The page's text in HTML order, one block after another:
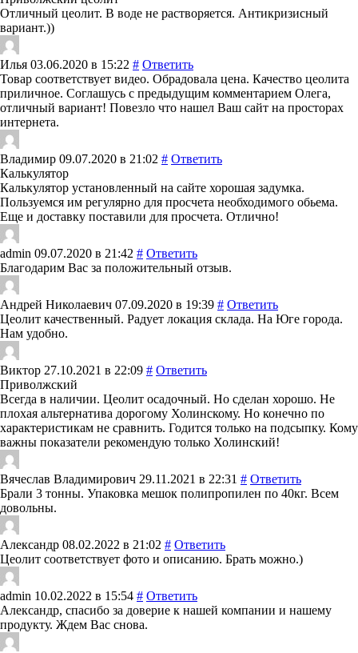
Отличный цеолит. В воде не растворяется. Антикризисный
вариант.))
Илья 03.06.2020 в 15:22 # Ответить
Товар соответствует видео. Обрадовала цена. Качество цеолита
приличное. Соглашусь с предыдущим комментарием Олега,
отличный вариант! Повезло что нашел Ваш сайт на просторах
интернета.
Владимир 09.07.2020 в 21:02 # Ответить
Калькулятор
Калькулятор установленный на сайте хорошая задумка.
Пользуемся им регулярно для просчета необходимого обьема.
Еще и доставку поставили для просчета. Отлично!
admin 09.07.2020 в 21:42 # Ответить
Благодарим Вас за положительный отзыв.
Андрей Николаевич 07.09.2020 в 19:39 # Ответить
Цеолит качественный. Радует локация склада. На Юге города.
Нам удобно.
Виктор 27.10.2021 в 22:09 # Ответить
Приволжский
Всегда в наличии. Цеолит осадочный. Но сделан хорошо. Не
плохая альтернатива дорогому Холинскому. Но конечно по
характеристикам не сравнить. Годится только на подсыпку. Кому
важны показатели рекомендую только Холинский!
Вячеслав Владимирович 29.11.2021 в 22:31 # Ответить
Брали 3 тонны. Упаковка мешок полипропилен по 40кг. Всем
довольны.
Александр 08.02.2022 в 21:02 # Ответить
Цеолит соответствует фото и описанию. Брать можно.)
admin 10.02.2022 в 15:54 # Ответить
Александр, спасибо за доверие к нашей компании и нашему
продукту. Ждем Вас снова.